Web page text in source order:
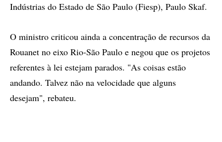
Indústrias do Estado de São Paulo (Fiesp), Paulo Skaf.
O ministro criticou ainda a concentração de recursos da
Rouanet no eixo Rio-São Paulo e negou que os projetos
referentes à lei estejam parados. "As coisas estão
andando. Talvez não na velocidade que alguns
desejam", rebateu.